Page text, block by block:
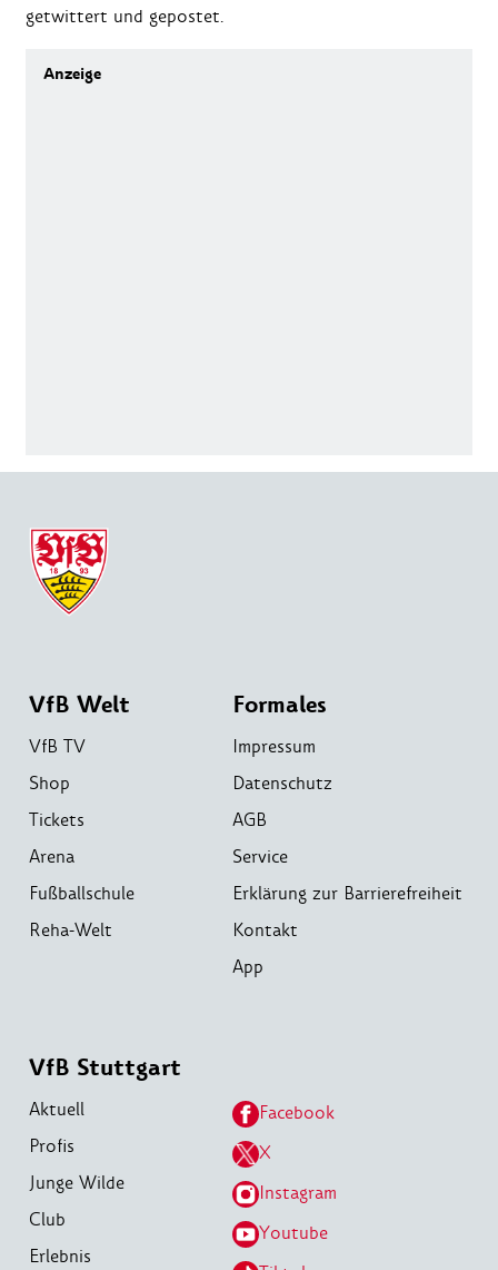
getwittert und gepostet.
VfB Welt
VfB TV
Shop
Tickets
Arena
Fußballschule
Reha-Welt
Formales
Impressum
Datenschutz
AGB
Service
Erklärung zur Barrierefreiheit
Kontakt
App
VfB Stuttgart
Aktuell
Profis
Junge Wilde
Club
Erlebnis
Facebook
X
Instagram
Youtube